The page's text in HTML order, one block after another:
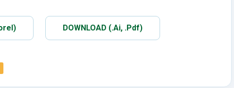
DOWNLOAD (.Ai, .Pdf)